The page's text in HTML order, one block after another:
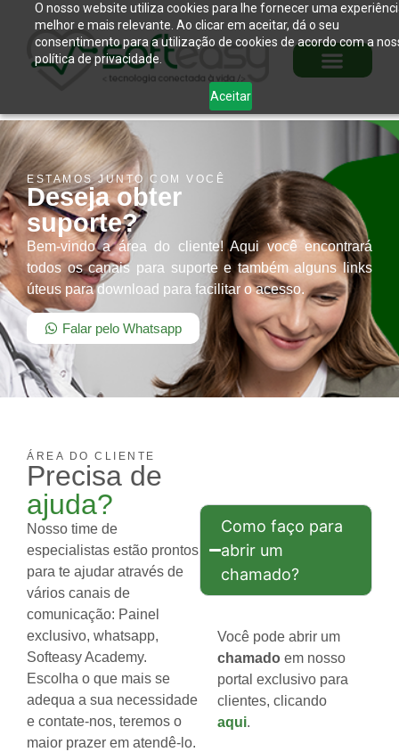
O nosso website utiliza cookies para lhe fornecer uma
melhor e mais relevante. Ao clicar em aceitar, dá o seu
consentimento para a utilização de cookies de acordo com a
política de privacidade.
Aceitar
ESTAMOS JUNTO COM VOCÊ
Deseja obter
suporte?
Bem-vindo a área do cliente! Aqui você encontrará
todos os canais para suporte e também alguns links
úteus para download para facilitar o acesso.
Falar pelo Whatsapp
ÁREA DO CLIENTE
Precisa de
ajuda?
Nosso time de
especialistas estão prontos
para te ajudar através de
vários canais de
comunicação: Painel
exclusivo, whatsapp,
Softeasy Academy.
Escolha o que mais se
adequa a sua necessidade
e contate-nos, teremos o
maior prazer em atendê-lo.
Como faço para
abrir um
chamado?
Você pode abrir um
chamado em nosso
portal exclusivo para
clientes, clicando
aqui.